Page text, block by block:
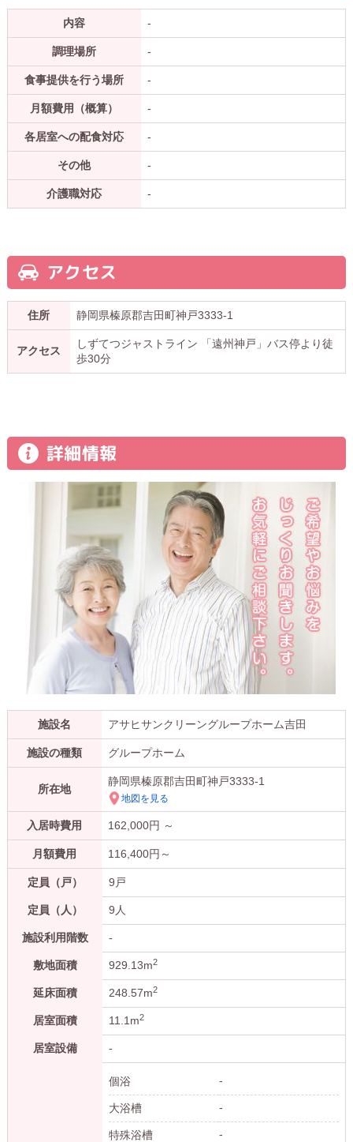
内容 -
調理場所 -
食事提供を行う場所 -
月額費用（概算） -
各居室への配食対応 -
その他 -
介護職対応 -
アクセス
住所 静岡県榛原郡吉田町神戸3333-1
アクセス
しずてつジャストライン 「遠州神戸」バス停より徒
歩30分
詳細情報
施設名 アサヒサンクリーングループホーム吉田
施設の種類 グループホーム
所在地
静岡県榛原郡吉田町神戸3333-1
地図を見る
入居時費用 162,000円 ～
月額費用 116,400円～
定員（戸） 9戸
定員（人） 9人
施設利用階数 -
敷地面積 929.13m2
延床面積 248.57m2
居室面積 11.1m2
居室設備 -
個浴 -
大浴槽 -
特殊浴槽 -